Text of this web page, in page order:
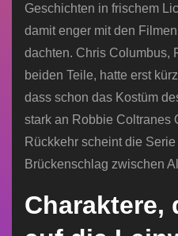
Geschichten in frischem
damit enger mit den
dachten. Chris Columbus,
beiden Teile, hatte erst
dass schon das Kostüm
stark an Robbie Coltranes
Rückkehr scheint die
Brückenschlag zwischen
Charaktere,